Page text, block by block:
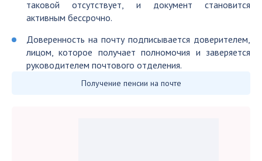
таковой отсутствует, и документ становится
активным бессрочно.
Доверенность на почту подписывается доверителем,
лицом, которое получает полномочия и заверяется
руководителем почтового отделения.
Получение пенсии на почте